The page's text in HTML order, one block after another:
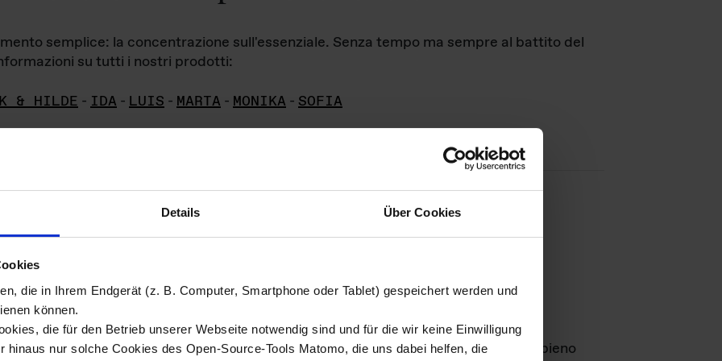
Details Über Cookies
die in Ihrem Endgerät (z. B. Computer, Smartphone oder Tablet) gespeichert werden und
können.
die für den Betrieb unserer Webseite notwendig sind und für die wir keine Einwilligung
hinaus nur solche Cookies des Open-Source-Tools Matomo, die uns dabei helfen, die
semplice: la concentrazione sull'essenziale. Senza tempo ma sempre al battito del
su tutti i nostri prodotti:
& HILDE - IDA - LUIS - MARTA - MONIKA - SOFIA
di immagini
materiale fotografico sono detenuti daDas ganze LebenGmbH e rimangono in pieno